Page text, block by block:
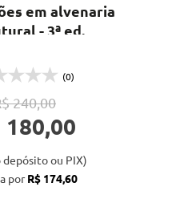
em alvenaria
- 3ª ed.
(0)
240,00
180,00
depósito ou PIX)
porR$ 174,60